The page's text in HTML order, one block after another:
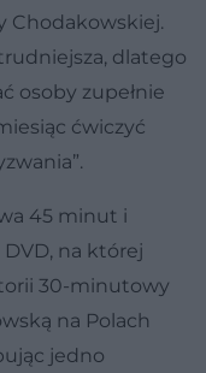
Chodakowskiej.
dlatego
osoby zupełnie
ćwiczyć
45 minut i
DVD, na której
30-minutowy
na Polach
jedno